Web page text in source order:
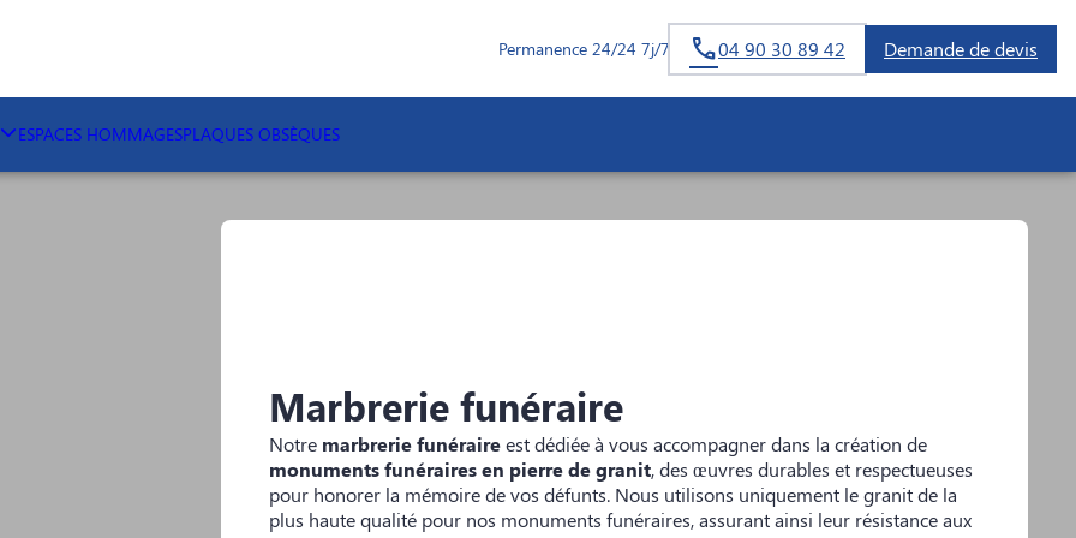
Permanence 24/24 7j/7 04 90 30 89 42 Demande de devis
ESPACES HOMMAGESPLAQUES OBSÈQUES
Marbrerie funéraire
Notre marbrerie funéraireest dédiée à vous accompagner dans la création de
monuments funéraires en pierre de granit, des œuvres durables et respectueuses
pour honorer la mémoire de vos défunts. Nous utilisons uniquement le granit de la
plus haute qualité pour nos monuments funéraires, assurant ainsi leur résistance aux